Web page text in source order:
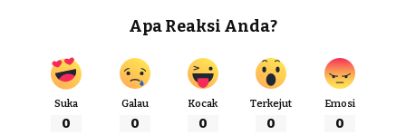
Apa Reaksi Anda?
Suka
0
Galau
0
Kocak
0
Terkejut
0
Emosi
0